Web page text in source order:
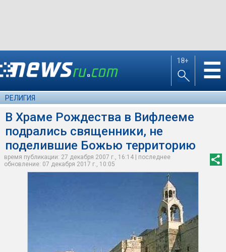
18+ ☰
РЕЛИГИЯ
В Храме Рождества в Вифлееме
подрались священники, не
поделившие Божью территорию
время публикации: 27 декабря 2007 г., 16:14 | последнее
обновление: 07 декабря 2017 г., 10:05